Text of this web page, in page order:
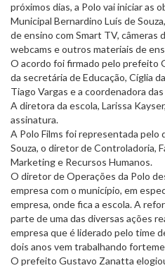
próximos dias, a Polo vai iniciar as
Municipal Bernardino Luís de
de ensino com Smart TV, câmeras
webcams e outros materiais de
O acordo foi firmado pelo prefeito
da secretária de Educação, Cíglia
Tiago Vargas e a coordenadora
A diretora da escola, Larissa
assinatura.
A Polo Films foi representada
Souza, o diretor de Controladoria,
Marketing e Recursos Humanos.
O diretor de Operações da Polo
empresa com o município, em
empresa, onde fica a escola. A
parte de uma das diversas ações
empresa que é liderado pelo time
dois anos vem trabalhando
O prefeito Gustavo Zanatta